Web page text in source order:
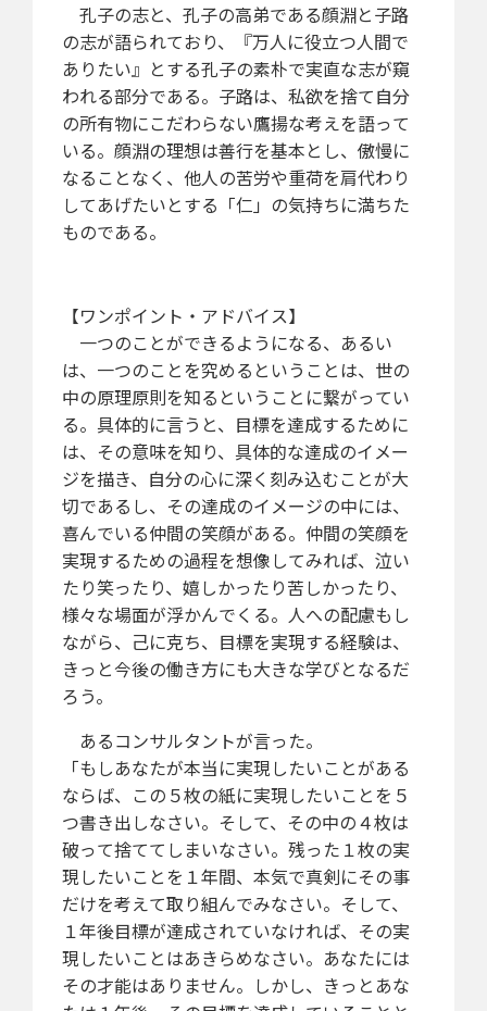
孔子の志と、孔子の高弟である顔淵と子路
の志が語られており、『万人に役立つ人間で
ありたい』とする孔子の素朴で実直な志が窺
われる部分である。子路は、私欲を捨て自分
の所有物にこだわらない鷹揚な考えを語って
いる。顔淵の理想は善行を基本とし、傲慢に
なることなく、他人の苦労や重荷を肩代わり
してあげたいとする「仁」の気持ちに満ちた
ものである。
【ワンポイント・アドバイス】
一つのことができるようになる、あるい
は、一つのことを究めるということは、世の
中の原理原則を知るということに繋がってい
る。具体的に言うと、目標を達成するために
は、その意味を知り、具体的な達成のイメー
ジを描き、自分の心に深く刻み込むことが大
切であるし、その達成のイメージの中には、
喜んでいる仲間の笑顔がある。仲間の笑顔を
実現するための過程を想像してみれば、泣い
たり笑ったり、嬉しかったり苦しかったり、
様々な場面が浮かんでくる。人への配慮もし
ながら、己に克ち、目標を実現する経験は、
きっと今後の働き方にも大きな学びとなるだ
ろう。
あるコンサルタントが言った。
「もしあなたが本当に実現したいことがある
ならば、この５枚の紙に実現したいことを５
つ書き出しなさい。そして、その中の４枚は
破って捨ててしまいなさい。残った１枚の実
現したいことを１年間、本気で真剣にその事
だけを考えて取り組んでみなさい。そして、
１年後目標が達成されていなければ、その実
現したいことはあきらめなさい。あなたには
その才能はありません。しかし、きっとあな